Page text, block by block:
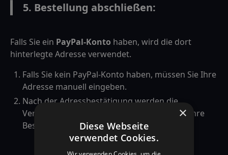
5. Bestellung abschließen:
Falls Sie ein PayPal-Konto haben, wird die dort
hinterlegte Adresse verwendet.
Falls Sie kein PayPal-Konto haben, müssen Sie Ihre
Adresse manuell eingeben.
Nach der Adressbestätigung werden die
Versandkosten berechnet, und Sie können Ihre
Bestellung abschließen.
×
Diese Webseite
verwendet Cookies.